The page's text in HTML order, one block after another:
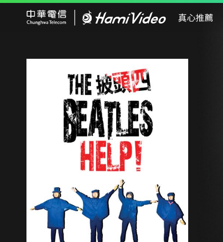
真心推薦